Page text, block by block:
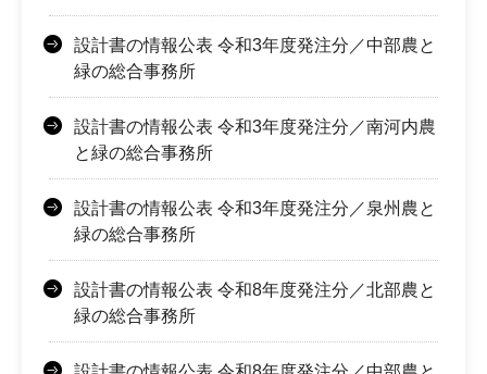
設計書の情報公表 令和3年度発注分／中部農と
緑の総合事務所
設計書の情報公表 令和3年度発注分／南河内農
と緑の総合事務所
設計書の情報公表 令和3年度発注分／泉州農と
緑の総合事務所
設計書の情報公表 令和8年度発注分／北部農と
緑の総合事務所